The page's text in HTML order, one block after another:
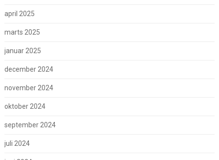
april 2025
marts 2025
januar 2025
december 2024
november 2024
oktober 2024
september 2024
juli 2024